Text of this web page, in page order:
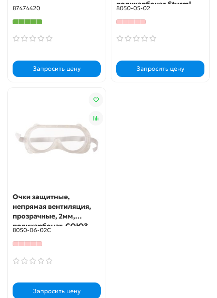
87474420
Запросить цену
поликарбонат Sturm!
8050-05-02
Запросить цену
Очки защитные,
непрямая вентиляция,
прозрачные, 2мм,
поликарбонат, СОЮЗ
8050-06-02С
Запросить цену